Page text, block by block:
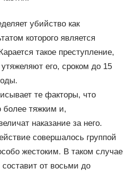
убийство как
которого является
такое преступление,
его, сроком до 15
те факторы, что
более тяжким и,
наказание за него.
совершалось группой
жестоким. В таком случае
от восьми до